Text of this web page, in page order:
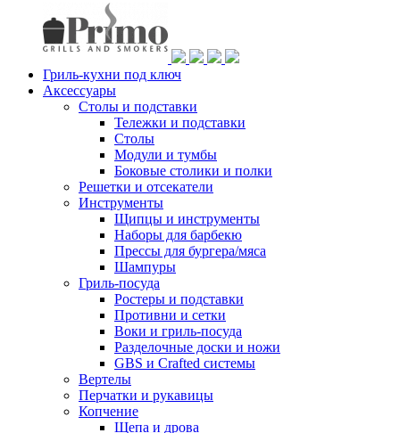
Гриль-кухни под ключ
Аксессуары
Столы и подставки
Тележки и подставки
Столы
Модули и тумбы
Боковые столики и полки
Решетки и отсекатели
Инструменты
Щипцы и инструменты
Наборы для барбекю
Прессы для бургера/мяса
Шампуры
Гриль-посуда
Ростеры и подставки
Противни и сетки
Воки и гриль-посуда
Разделочные доски и ножи
GBS и Crafted системы
Вертелы
Перчатки и рукавицы
Копчение
Щепа и дрова